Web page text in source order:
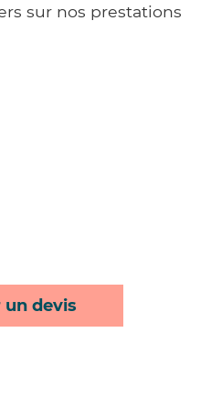
sur nos prestations
devis